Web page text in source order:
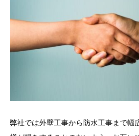
弊社では外壁工事から防水工事まで幅